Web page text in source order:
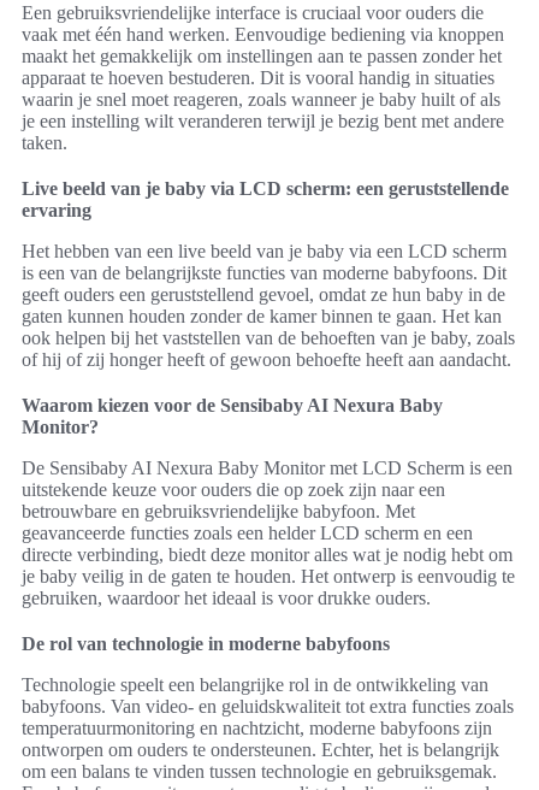
Een gebruiksvriendelijke interface is cruciaal voor ouders die
vaak met één hand werken. Eenvoudige bediening via knoppen
maakt het gemakkelijk om instellingen aan te passen zonder het
apparaat te hoeven bestuderen. Dit is vooral handig in situaties
waarin je snel moet reageren, zoals wanneer je baby huilt of als
je een instelling wilt veranderen terwijl je bezig bent met andere
taken.
Live beeld van je baby via LCD scherm: een geruststellende
ervaring
Het hebben van een live beeld van je baby via een LCD scherm
is een van de belangrijkste functies van moderne babyfoons. Dit
geeft ouders een geruststellend gevoel, omdat ze hun baby in de
gaten kunnen houden zonder de kamer binnen te gaan. Het kan
ook helpen bij het vaststellen van de behoeften van je baby, zoals
of hij of zij honger heeft of gewoon behoefte heeft aan aandacht.
Waarom kiezen voor de Sensibaby AI Nexura Baby
Monitor?
De Sensibaby AI Nexura Baby Monitor met LCD Scherm is een
uitstekende keuze voor ouders die op zoek zijn naar een
betrouwbare en gebruiksvriendelijke babyfoon. Met
geavanceerde functies zoals een helder LCD scherm en een
directe verbinding, biedt deze monitor alles wat je nodig hebt om
je baby veilig in de gaten te houden. Het ontwerp is eenvoudig te
gebruiken, waardoor het ideaal is voor drukke ouders.
De rol van technologie in moderne babyfoons
Technologie speelt een belangrijke rol in de ontwikkeling van
babyfoons. Van video- en geluidskwaliteit tot extra functies zoals
temperatuurmonitoring en nachtzicht, moderne babyfoons zijn
ontworpen om ouders te ondersteunen. Echter, het is belangrijk
om een balans te vinden tussen technologie en gebruiksgemak.